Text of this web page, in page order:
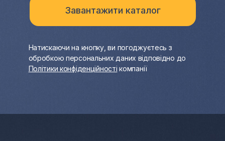
Натискаючи на кнопку, ви погоджуєтесь з
обробкою персональних даних відповідно до
Політики конфіденційності компанії